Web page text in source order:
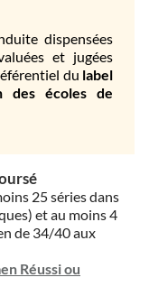
dispensées
et jugées
du label
des écoles de
25 séries dans
et au moins 4
de 34/40 aux
Réussi ou